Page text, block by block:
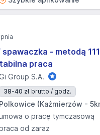
- metodą
praca
Group S.A.
38-40 zł brutto / godz.
Polkowice (Kaźmierzów -
o pracę tymczasową
od zaraz